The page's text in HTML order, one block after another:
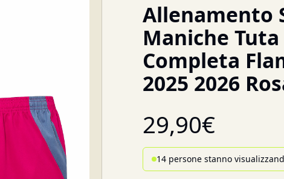
Allenamento
Maniche Tuta
Completa
2025 2026
29,90€
14 persone stanno